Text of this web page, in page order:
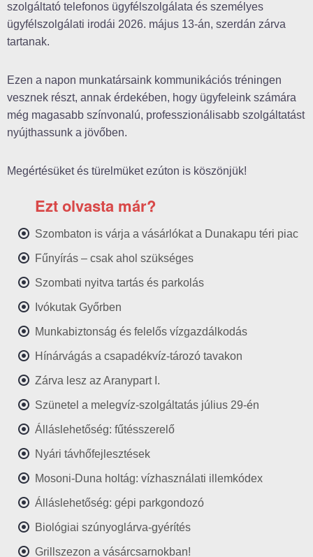
szolgáltató telefonos ügyfélszolgálata és személyes
ügyfélszolgálati irodái 2026. május 13-án, szerdán zárva
tartanak.
Ezen a napon munkatársaink kommunikációs tréningen
vesznek részt, annak érdekében, hogy ügyfeleink számára
még magasabb színvonalú, professzionálisabb szolgáltatást
nyújthassunk a jövőben.
Megértésüket és türelmüket ezúton is köszönjük!
Ezt olvasta már?
Szombaton is várja a vásárlókat a Dunakapu téri piac
Fűnyírás – csak ahol szükséges
Szombati nyitva tartás és parkolás
Ivókutak Győrben
Munkabiztonság és felelős vízgazdálkodás
Hínárvágás a csapadékvíz-tározó tavakon
Zárva lesz az Aranypart I.
Szünetel a melegvíz-szolgáltatás július 29-én
Álláslehetőség: fűtésszerelő
Nyári távhőfejlesztések
Mosoni-Duna holtág: vízhasználati illemkódex
Álláslehetőség: gépi parkgondozó
Biológiai szúnyoglárva-gyérítés
Grillszezon a vásárcsarnokban!